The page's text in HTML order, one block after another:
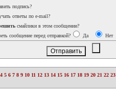
подпись?
ответы по e-mail?
смайлики в этом сообщении?
сообщение перед отправкой?
Да Нет
4 5 6 7 8 9 10 11 12 13 14 15 16 17 18 19 20 21 22 23